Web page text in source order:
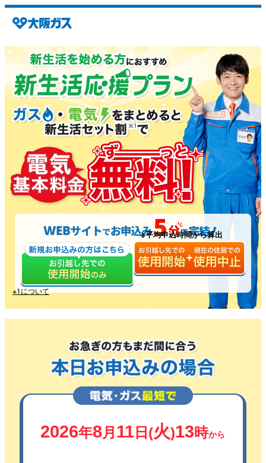
※平均申込時間から算出
※1について
2026年8月 11 日(火)13時から